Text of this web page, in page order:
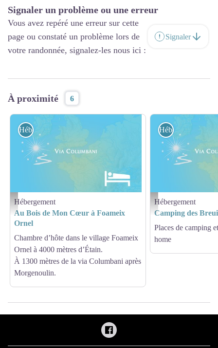
Signaler un problème ou une erreur
Vous avez repéré une erreur sur cette
page ou constaté un problème lors de
votre randonnée, signalez-les nous ici :
Signaler
À proximité 6
Hébergement - Via Columbani
Hébergement
Hébergement
Au Bois de Mon Cœur à Foameix
Ornel
Chambre d’hôte dans le village Foameix
Ornel à 4000 mètres d’Étain.
À 1300 mètres de la via Columbani après
Morgenoulin.
Hébergement - Via
Hébergement
Hébergement
Camping des
Places de camping
home